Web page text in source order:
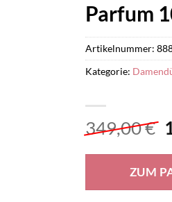
Parfum
349,00€
ZUM
Artikelnummer:
Kategorie: